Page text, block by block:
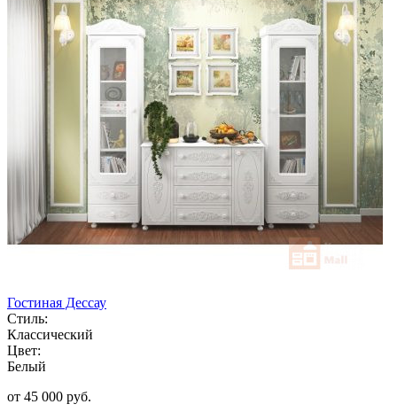
Гостиная Дессау
Стиль:
Классический
Цвет:
Белый
от 45 000 руб.